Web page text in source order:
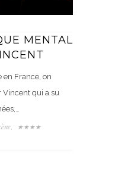
MENTAL
France, on
qui a su
,
★★★★